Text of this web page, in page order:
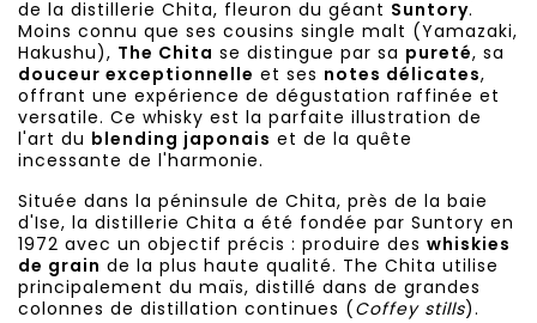
de la distillerie Chita, fleuron du géant Suntory.
Moins connu que ses cousins single malt (Yamazaki,
Hakushu), The Chita se distingue par sa pureté, sa
douceur exceptionnelle et ses notes délicates,
offrant une expérience de dégustation raffinée et
versatile. Ce whisky est la parfaite illustration de
l'art du blending japonais et de la quête
incessante de l'harmonie.
Située dans la péninsule de Chita, près de la baie
d'Ise, la distillerie Chita a été fondée par Suntory en
1972 avec un objectif précis : produire des whiskies
de grain de la plus haute qualité. The Chita utilise
principalement du maïs, distillé dans de grandes
colonnes de distillation continues (Coffey stills).